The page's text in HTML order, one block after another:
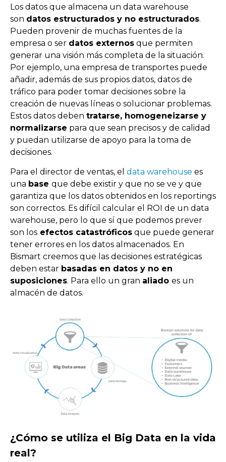
Los datos que almacena un data warehouse
son datos estructurados y no estructurados.
Pueden provenir de muchas fuentes de la
empresa o ser datos externos que permiten
generar una visión más completa de la situación.
Por ejemplo, una empresa de transportes puede
añadir, además de sus propios datos, datos de
tráfico para poder tomar decisiones sobre la
creación de nuevas líneas o solucionar problemas.
Estos datos deben tratarse, homogeneizarse y
normalizarse para que sean precisos y de calidad
y puedan utilizarse de apoyo para la toma de
decisiones.
Para el director de ventas, el data warehouse es
una base que debe existir y que no se ve y que
garantiza que los datos obtenidos en los reportings
son correctos. Es difícil calcular el ROI de un data
warehouse, pero lo que sí que podemos prever
son los efectos catastróficos que puede generar
tener errores en los datos almacenados. En
Bismart creemos que las decisiones estratégicas
deben estar basadas en datos y no en
suposiciones. Para ello un gran aliado es un
almacén de datos.
¿Cómo se utiliza el Big Data en la vida
real?